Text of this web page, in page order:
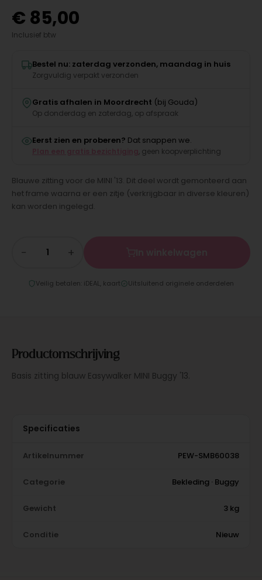
€ 85,00
Inclusief btw
Bestel nu: zaterdag verzonden, maandag in huis
Zorgvuldig verpakt verzonden
Gratis afhalen in Moordrecht (bij Gouda)
Op donderdag en zaterdag, op afspraak
Eerst zien en proberen? Dat snappen we.
, geen koopverplichting
Blauwe zitting voor de MINI '13. Dit deel wordt gemonteerd aan
het frame waarna er een zitje (verkrijgbaar in diverse kleuren)
kan worden ingelegd.
− +
Veilig betalen: iDEAL, kaart Uitsluitend originele onderdelen
Productomschrijving
Basis zitting blauw Easywalker MINI Buggy '13.
Specificaties
Artikelnummer PEW-SMB60038
Categorie Bekleding · Buggy
Gewicht 3 kg
Conditie Nieuw